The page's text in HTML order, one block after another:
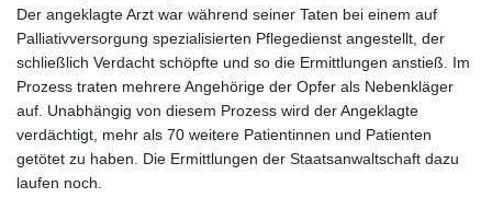
Der angeklagte Arzt war während seiner Taten bei einem auf
Palliativversorgung spezialisierten Pflegedienst angestellt, der
schließlich Verdacht schöpfte und so die Ermittlungen anstieß. Im
Prozess traten mehrere Angehörige der Opfer als Nebenkläger
auf. Unabhängig von diesem Prozess wird der Angeklagte
verdächtigt, mehr als 70 weitere Patientinnen und Patienten
getötet zu haben. Die Ermittlungen der Staatsanwaltschaft dazu
laufen noch.